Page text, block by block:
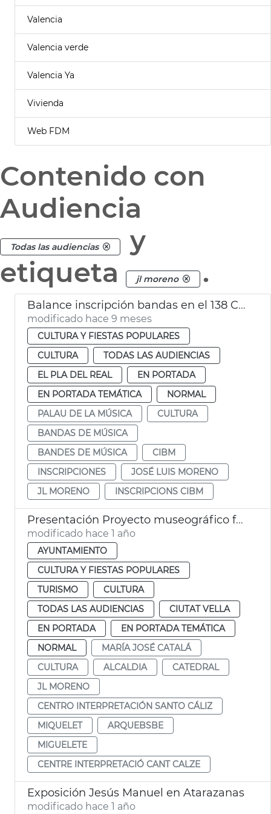
Valencia
Valencia verde
Valencia Ya
Vivienda
Web FDM
Contenido con
Audiencia
Todas las audiencias
y
etiqueta
jl moreno .
Balance inscripción bandas en el 138 CIBM
modificado hace 9 meses
CULTURA Y FIESTAS POPULARES
CULTURA
TODAS LAS AUDIENCIAS
EL PLA DEL REAL
EN PORTADA
EN PORTADA TEMÁTICA
NORMAL
PALAU DE LA MÚSICA
CULTURA
BANDAS DE MÚSICA
BANDES DE MÚSICA
CIBM
INSCRIPCIONES
JOSÉ LUIS MORENO
JL MORENO
INSCRIPCIONS CIBM
Presentación Proyecto museográfico futuro Centro Interpretación Santo Cáliz
modificado hace 1 año
AYUNTAMIENTO
CULTURA Y FIESTAS POPULARES
TURISMO
CULTURA
TODAS LAS AUDIENCIAS
CIUTAT VELLA
EN PORTADA
EN PORTADA TEMÁTICA
NORMAL
MARÍA JOSÉ CATALÁ
CULTURA
ALCALDIA
CATEDRAL
JL MORENO
CENTRO INTERPRETACIÓN SANTO CÁLIZ
MIQUELET
ARQUEBSBE
MIGUELETE
CENTRE INTERPRETACIÓ CANT CALZE
Exposición Jesús Manuel en Atarazanas
modificado hace 1 año